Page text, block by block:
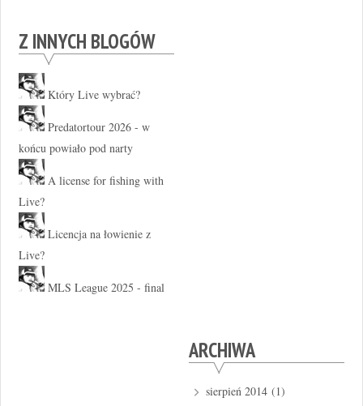
Z INNYCH BLOGÓW
Który Live wybrać?
Predatortour 2026 - w
końcu powiało pod narty
A license for fishing with
Live?
Licencja na łowienie z
Live?
MLS League 2025 - final
ARCHIWA
sierpień 2014(1)